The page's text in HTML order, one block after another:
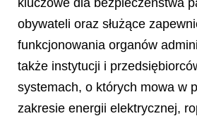
obywateli oraz służące
funkcjonowania organów
także instytucji i
systemach, o których mowa w
zakresie energii elektrycznej,